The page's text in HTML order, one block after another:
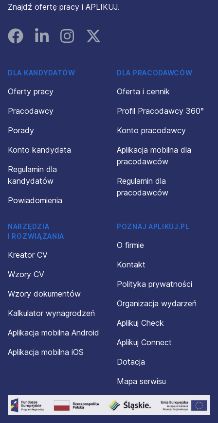
Znajdź ofertę pracy i APLIKUJ.
FacebookLinked InInstagramInstagram
DLA KANDYDATÓW
Oferty pracy
Pracodawcy
Porady
Konto kandydata
Regulamin dla
kandydatów
Powiadomienia
DLA PRACODAWCÓW
Oferta i cennik
Profil Pracodawcy 360°
Konto pracodawcy
Aplikacja mobilna dla
pracodawców
Regulamin dla
pracodawców
NARZĘDZIA
I ROZWIĄZANIA
Kreator CV
Wzory CV
Wzory dokumentów
Kalkulator wynagrodzeń
Aplikacja mobilna Android
Aplikacja mobilna iOS
POZNAJ APLIKUJ.PL
O firmie
Kontakt
Polityka prywatności
Organizacja wydarzeń
Aplikuj Check
Aplikuj Connect
Dotacja
Mapa serwisu